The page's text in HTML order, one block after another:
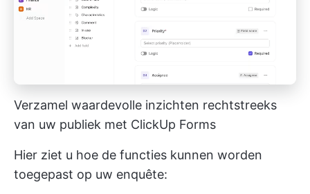
Verzamel waardevolle inzichten rechtstreeks
van uw publiek met ClickUp Forms
Hier ziet u hoe de functies kunnen worden
toegepast op uw enquête: